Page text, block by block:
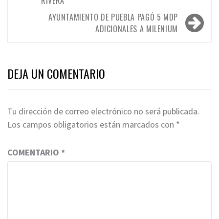
AYUNTAMIENTO DE PUEBLA PAGÓ 5 MDP
ADICIONALES A MILENIUM
DEJA UN COMENTARIO
Tu dirección de correo electrónico no será publicada.
Los campos obligatorios están marcados con *
COMENTARIO *